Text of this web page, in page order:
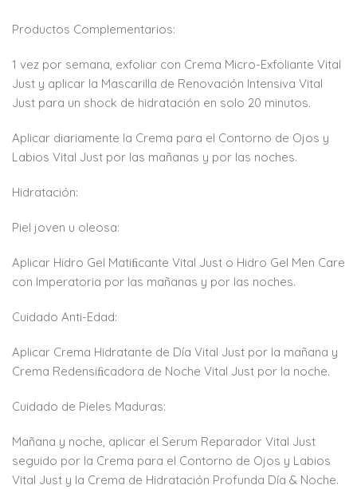
Productos Complementarios:
1 vez por semana, exfoliar con Crema Micro-Exfoliante Vital
Just y aplicar la Mascarilla de Renovación Intensiva Vital
Just para un shock de hidratación en solo 20 minutos.
Aplicar diariamente la Crema para el Contorno de Ojos y
Labios Vital Just por las mañanas y por las noches.
Hidratación:
Piel joven u oleosa:
Aplicar Hidro Gel Matiﬁcante Vital Just o Hidro Gel Men Care
con Imperatoria por las mañanas y por las noches.
Cuidado Anti-Edad:
Aplicar Crema Hidratante de Día Vital Just por la mañana y
Crema Redensiﬁcadora de Noche Vital Just por la noche.
Cuidado de Pieles Maduras:
Mañana y noche, aplicar el Serum Reparador Vital Just
seguido por la Crema para el Contorno de Ojos y Labios
Vital Just y la Crema de Hidratación Profunda Día & Noche.